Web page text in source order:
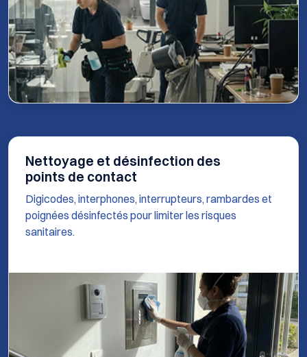
Nettoyage et désinfection des
points de contact
Digicodes, interphones, interrupteurs, rambardes et
poignées désinfectés pour limiter les risques
sanitaires.